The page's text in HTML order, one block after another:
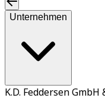
Unternehmen
K.D. Feddersen GmbH